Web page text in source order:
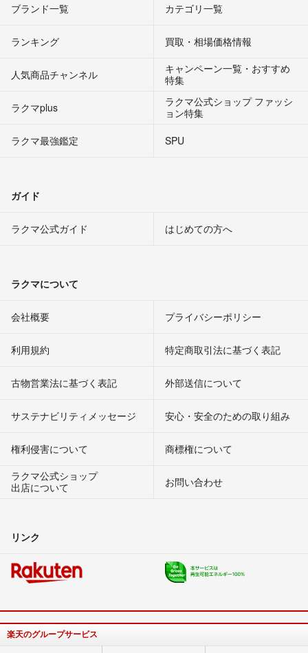
ブランド一覧 カテゴリ一覧
ランキング 買取・相場価格情報
人気商品チャンネル
キャンペーン一覧・おすすめ
特集
ラクマplus
ラクマ公式ショップ ファッシ
ョン特集
ラクマ最強鑑定
SPU
ガイド
ラクマ公式ガイド はじめての方へ
ラクマについて
会社概要 プライバシーポリシー
利用規約 特定商取引法に基づく表記
古物営業法に基づく表記 外部送信について
サステナビリティメッセージ 安心・安全のための取り組み
権利侵害について
商標権について
ラクマ公式ショップ
出店について
お問い合わせ
リンク
楽天のグループサービス